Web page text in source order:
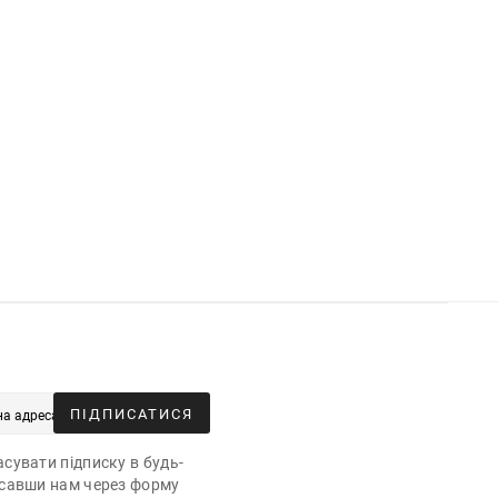
ПІДПИСАТИСЯ
підписку в будь-
нам через форму